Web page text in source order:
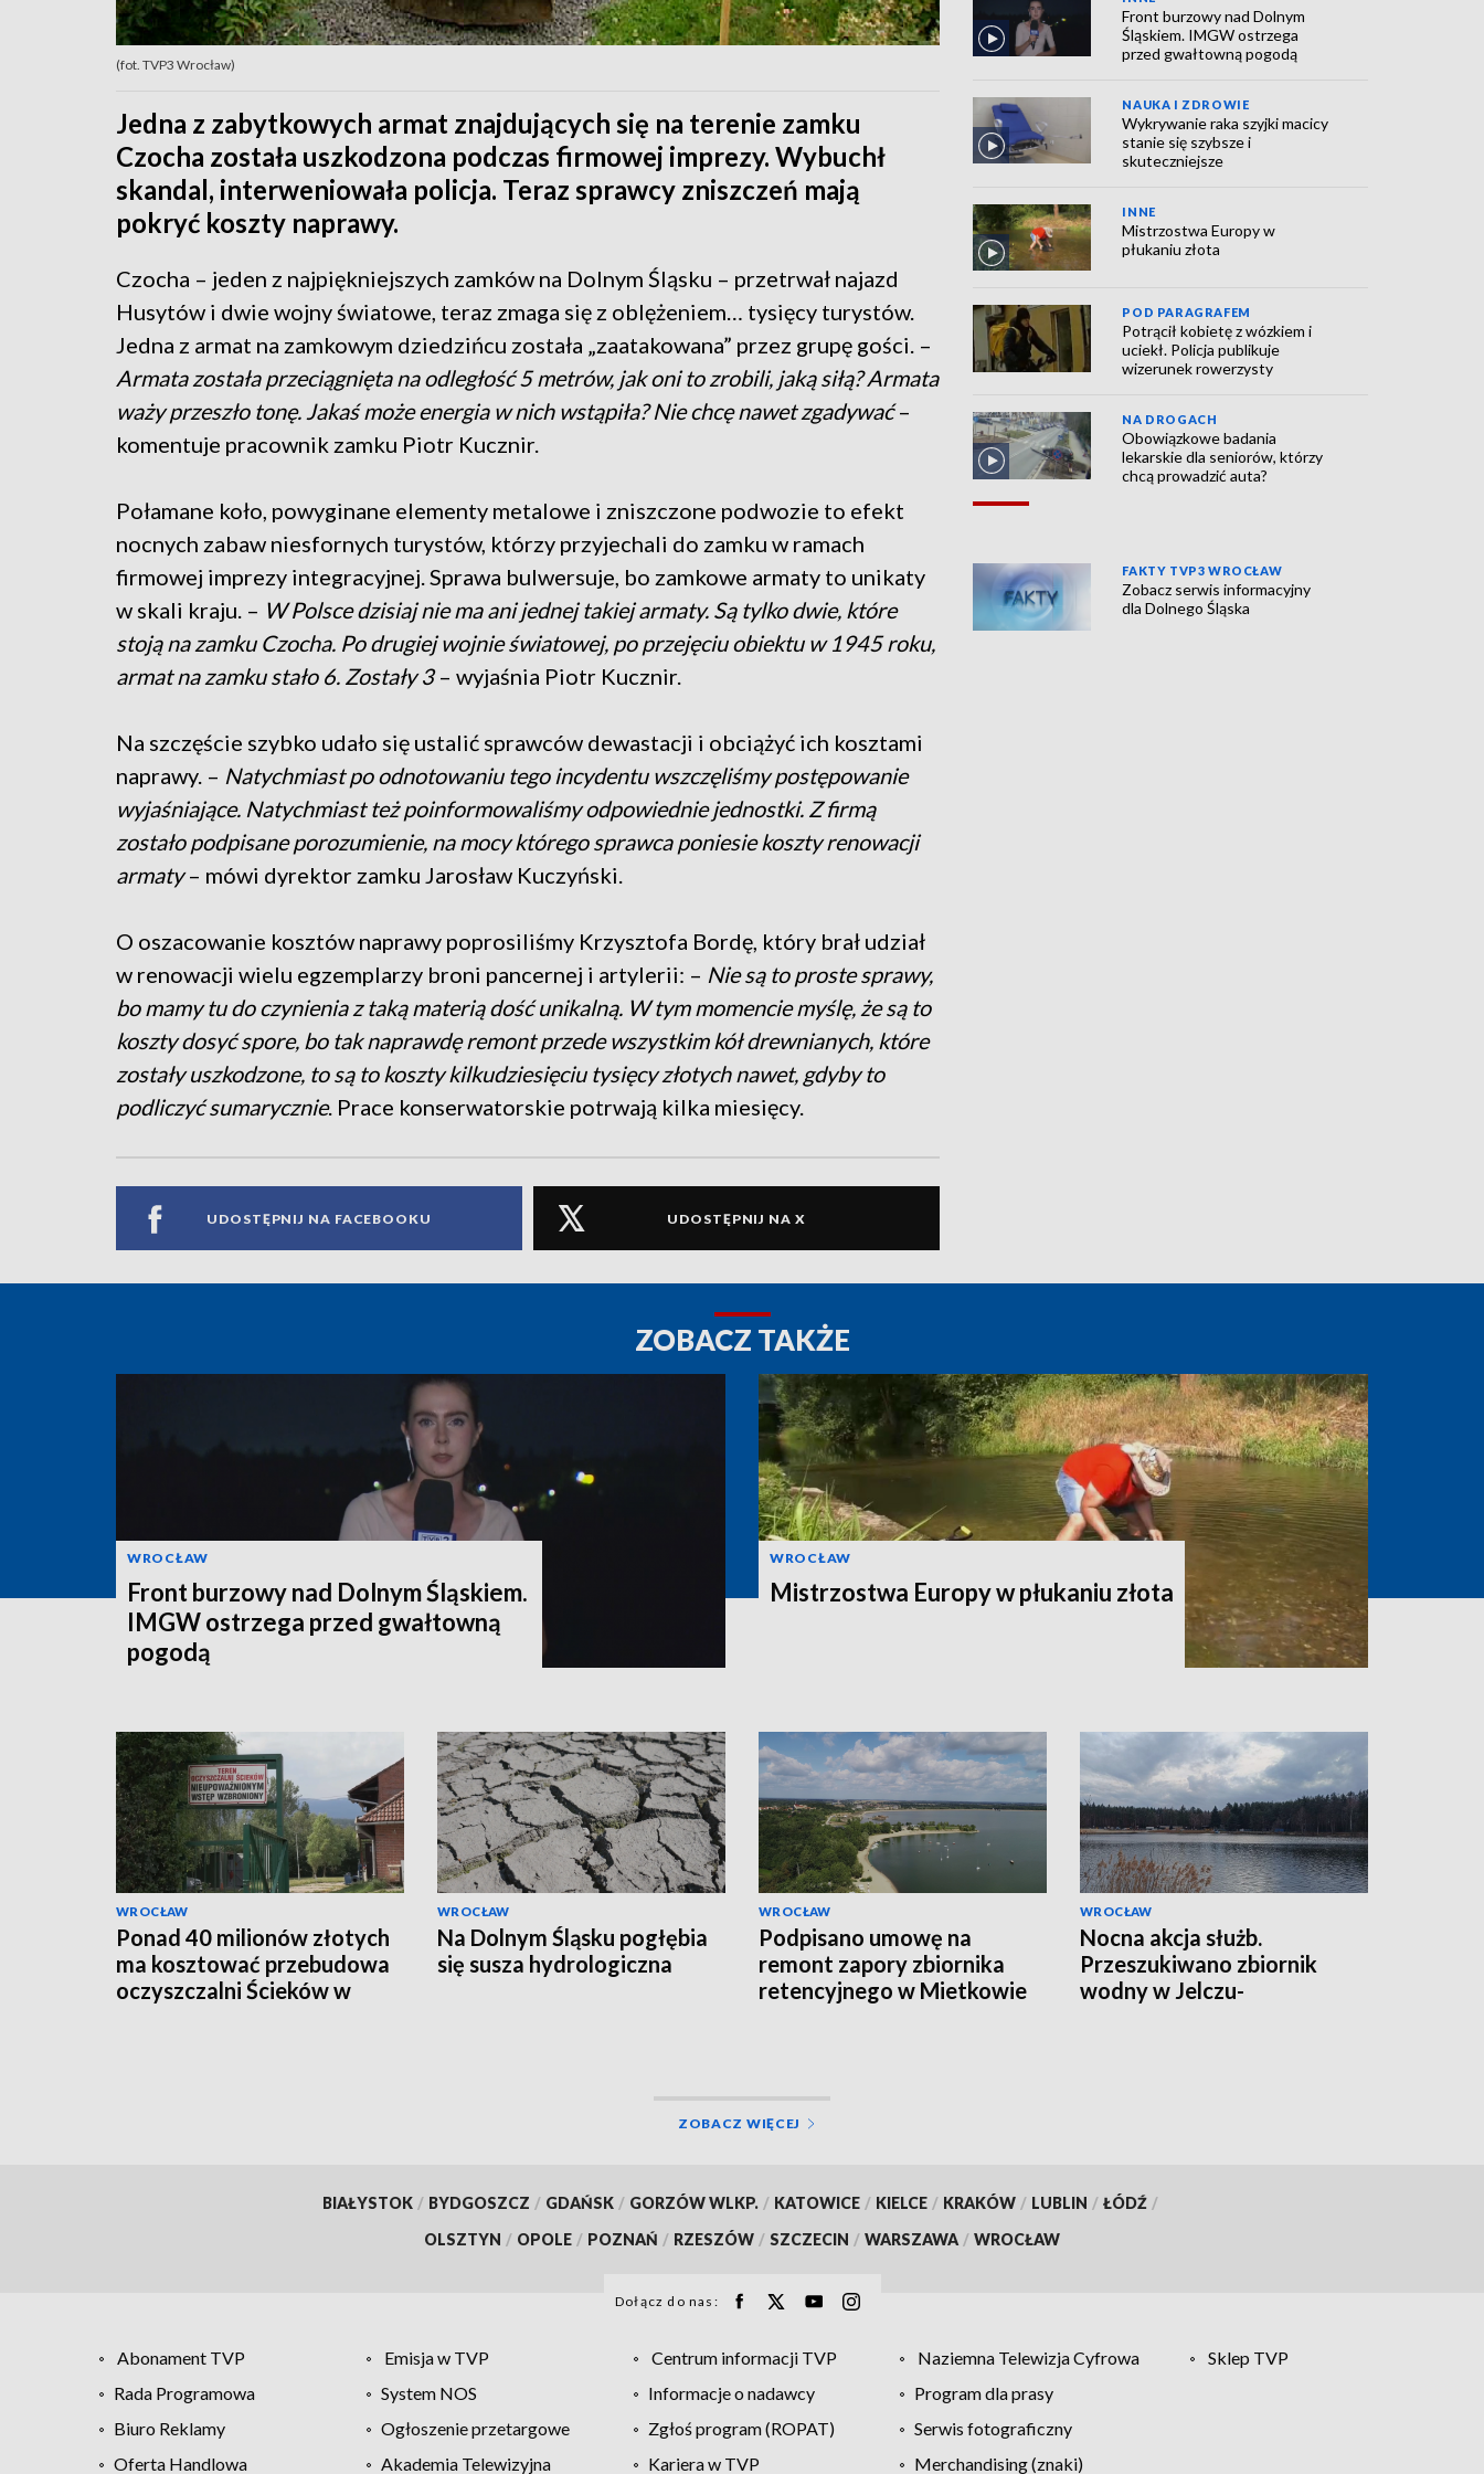
(fot. TVP3 Wrocław)
Jedna z zabytkowych armat znajdujących się na terenie zamku
Czocha została uszkodzona podczas firmowej imprezy. Wybuchł
skandal, interweniowała policja. Teraz sprawcy zniszczeń mają
pokryć koszty naprawy.
Czocha – jeden z najpiękniejszych zamków na Dolnym Śląsku – przetrwał najazd
Husytów i dwie wojny światowe, teraz zmaga się z oblężeniem… tysięcy turystów.
Jedna z armat na zamkowym dziedzińcu została „zaatakowana” przez grupę gości. –
Armata została przeciągnięta na odległość 5 metrów, jak oni to zrobili, jaką siłą? Armata
waży przeszło tonę. Jakaś może energia w nich wstąpiła? Nie chcę nawet zgadywać–
komentuje pracownik zamku Piotr Kucznir.
Połamane koło, powyginane elementy metalowe i zniszczone podwozie to efekt
nocnych zabaw niesfornych turystów, którzy przyjechali do zamku w ramach
firmowej imprezy integracyjnej. Sprawa bulwersuje, bo zamkowe armaty to unikaty
w skali kraju. – W Polsce dzisiaj nie ma ani jednej takiej armaty. Są tylko dwie, które
stoją na zamku Czocha. Po drugiej wojnie światowej, po przejęciu obiektu w 1945 roku,
armat na zamku stało 6. Zostały 3– wyjaśnia Piotr Kucznir.
Na szczęście szybko udało się ustalić sprawców dewastacji i obciążyć ich kosztami
naprawy. – Natychmiast po odnotowaniu tego incydentu wszczęliśmy postępowanie
wyjaśniające. Natychmiast też poinformowaliśmy odpowiednie jednostki. Z firmą
zostało podpisane porozumienie, na mocy którego sprawca poniesie koszty renowacji
armaty– mówi dyrektor zamku Jarosław Kuczyński.
O oszacowanie kosztów naprawy poprosiliśmy Krzysztofa Bordę, który brał udział
w renowacji wielu egzemplarzy broni pancernej i artylerii: – Nie są to proste sprawy,
bo mamy tu do czynienia z taką materią dość unikalną. W tym momencie myślę, że są to
koszty dosyć spore, bo tak naprawdę remont przede wszystkim kół drewnianych, które
zostały uszkodzone, to są to koszty kilkudziesięciu tysięcy złotych nawet, gdyby to
podliczyć sumarycznie. Prace konserwatorskie potrwają kilka miesięcy.
UDOSTĘPNIJ NA FACEBOOKU UDOSTĘPNIJ NA X
Front burzowy nad Dolnym
Śląskiem. IMGW ostrzega
przed gwałtowną pogodą
NAUKA I ZDROWIE
Wykrywanie raka szyjki macicy
stanie się szybsze i
skuteczniejsze
INNE
Mistrzostwa Europy w
płukaniu złota
POD PARAGRAFEM
Potrącił kobietę z wózkiem i
uciekł. Policja publikuje
wizerunek rowerzysty
NA DROGACH
Obowiązkowe badania
lekarskie dla seniorów, którzy
chcą prowadzić auta?
FAKTY TVP3 WROCŁAW
Zobacz serwis informacyjny
dla Dolnego Śląska
ZOBACZ TAKŻE
WROCŁAW
Front burzowy nad Dolnym Śląskiem.
IMGW ostrzega przed gwałtowną
pogodą
WROCŁAW
Mistrzostwa Europy w płukaniu złota
WROCŁAW
Ponad 40 milionów złotych
ma kosztować przebudowa
oczyszczalni Ścieków w
WROCŁAW
Na Dolnym Śląsku pogłębia
się susza hydrologiczna
WROCŁAW
Podpisano umowę na
remont zapory zbiornika
retencyjnego w Mietkowie
WROCŁAW
Nocna akcja służb.
Przeszukiwano zbiornik
wodny w Jelczu-
ZOBACZ WIĘCEJ
BIAŁYSTOK / BYDGOSZCZ / GDAŃSK / GORZÓW WLKP. / KATOWICE / KIELCE / KRAKÓW / LUBLIN / ŁÓDŹ /
OLSZTYN / OPOLE / POZNAŃ / RZESZÓW / SZCZECIN / WARSZAWA / WROCŁAW
Dołącz do nas:
Abonament TVP Emisja w TVP Centrum informacji TVP Naziemna Telewizja Cyfrowa
Sklep TVP
Rada Programowa
System NOS Informacje o nadawcy
Program dla prasy
Biuro Reklamy
Ogłoszenie przetargowe Zgłoś program (ROPAT)
Serwis fotograficzny
Oferta Handlowa
Akademia Telewizyjna Kariera w TVP Merchandising (znaki)